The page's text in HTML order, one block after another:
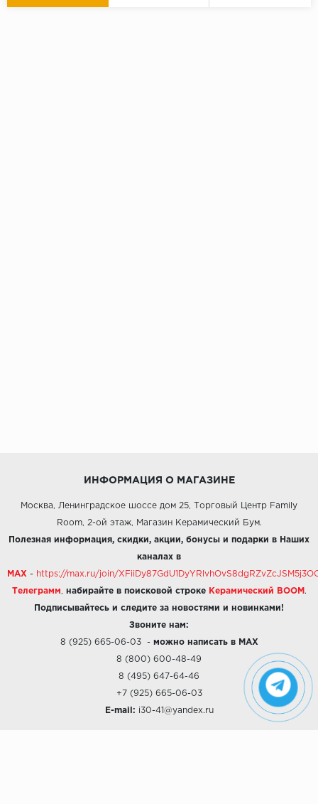
ИНФОРМАЦИЯ О МАГАЗИНЕ
Москва, Ленинградское шоссе дом 25, Торговый Центр Family
Room, 2-ой этаж, Магазин Керамический Бум.
Полезная информация, скидки, акции, бонусы и подарки в Наших
каналах в
MAX - https://max.ru/join/
Телеграмм набирайте в поисковой строке Керамический BOOM .
Подписывайтесь и следите за новостями и новинками!
Звоните нам:
8 (925) 665-06-03- можно написать в MAX
8 (800) 600-48-49
8 (495) 647-64-46
+7 (925) 665-06-03
E-mail: i30-41@yandex.ru